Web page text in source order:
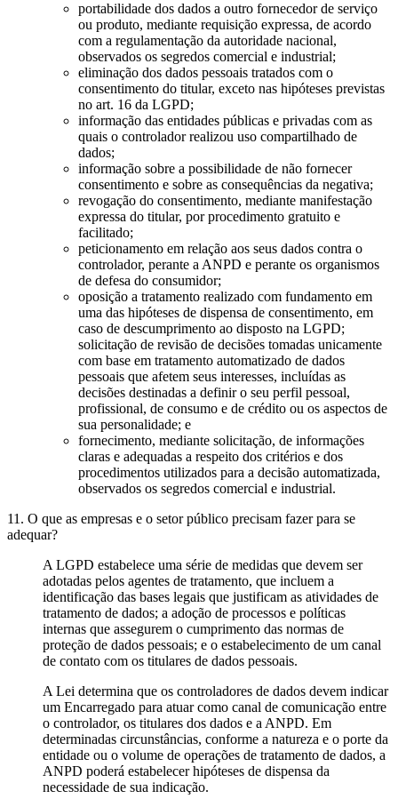
portabilidade dos dados a outro fornecedor de serviço
ou produto, mediante requisição expressa, de acordo
com a regulamentação da autoridade nacional,
observados os segredos comercial e industrial;
eliminação dos dados pessoais tratados com o
consentimento do titular, exceto nas hipóteses previstas
no art. 16 da LGPD;
informação das entidades públicas e privadas com as
quais o controlador realizou uso compartilhado de
dados;
informação sobre a possibilidade de não fornecer
consentimento e sobre as consequências da negativa;
revogação do consentimento, mediante manifestação
expressa do titular, por procedimento gratuito e
facilitado;
peticionamento em relação aos seus dados contra o
controlador, perante a ANPD e perante os organismos
de defesa do consumidor;
oposição a tratamento realizado com fundamento em
uma das hipóteses de dispensa de consentimento, em
caso de descumprimento ao disposto na LGPD;
solicitação de revisão de decisões tomadas unicamente
com base em tratamento automatizado de dados
pessoais que afetem seus interesses, incluídas as
decisões destinadas a definir o seu perfil pessoal,
profissional, de consumo e de crédito ou os aspectos de
sua personalidade; e
fornecimento, mediante solicitação, de informações
claras e adequadas a respeito dos critérios e dos
procedimentos utilizados para a decisão automatizada,
observados os segredos comercial e industrial.
11. O que as empresas e o setor público precisam fazer para se
adequar?
A LGPD estabelece uma série de medidas que devem ser
adotadas pelos agentes de tratamento, que incluem a
identificação das bases legais que justificam as atividades de
tratamento de dados; a adoção de processos e políticas
internas que assegurem o cumprimento das normas de
proteção de dados pessoais; e o estabelecimento de um canal
de contato com os titulares de dados pessoais.
A Lei determina que os controladores de dados devem indicar
um Encarregado para atuar como canal de comunicação entre
o controlador, os titulares dos dados e a ANPD. Em
determinadas circunstâncias, conforme a natureza e o porte da
entidade ou o volume de operações de tratamento de dados, a
ANPD poderá estabelecer hipóteses de dispensa da
necessidade de sua indicação.